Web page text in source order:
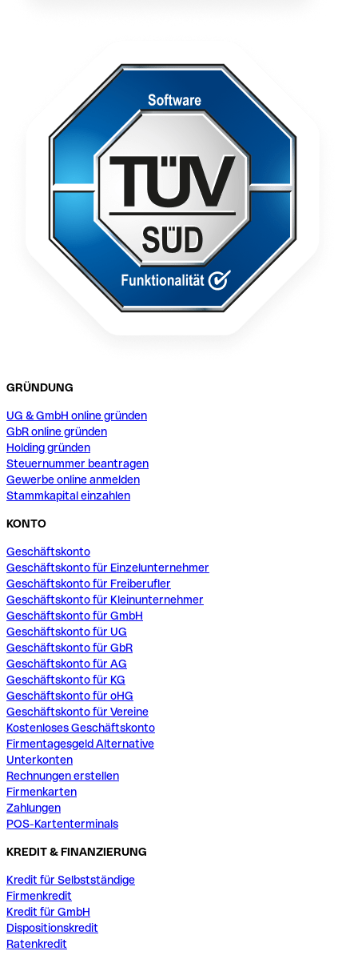
GRÜNDUNG
UG & GmbH online gründen
GbR online gründen
Holding gründen
Steuernummer beantragen
Gewerbe online anmelden
Stammkapital einzahlen
KONTO
Geschäftskonto
Geschäftskonto für Einzelunternehmer
Geschäftskonto für Freiberufler
Geschäftskonto für Kleinunternehmer
Geschäftskonto für GmbH
Geschäftskonto für UG
Geschäftskonto für GbR
Geschäftskonto für AG
Geschäftskonto für KG
Geschäftskonto für oHG
Geschäftskonto für Vereine
Kostenloses Geschäftskonto
Firmentagesgeld Alternative
Unterkonten
Rechnungen erstellen
Firmenkarten
Zahlungen
POS-Kartenterminals
KREDIT & FINANZIERUNG
Kredit für Selbstständige
Firmenkredit
Kredit für GmbH
Dispositionskredit
Ratenkredit